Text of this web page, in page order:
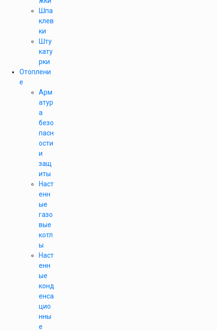
Шпа
клев
ки
Шту
кату
рки
Отоплени
е
Арм
атур
а
безо
пасн
ости
и
защ
иты
Наст
енн
ые
газо
вые
котл
ы
Наст
енн
ые
конд
енса
цио
нны
е